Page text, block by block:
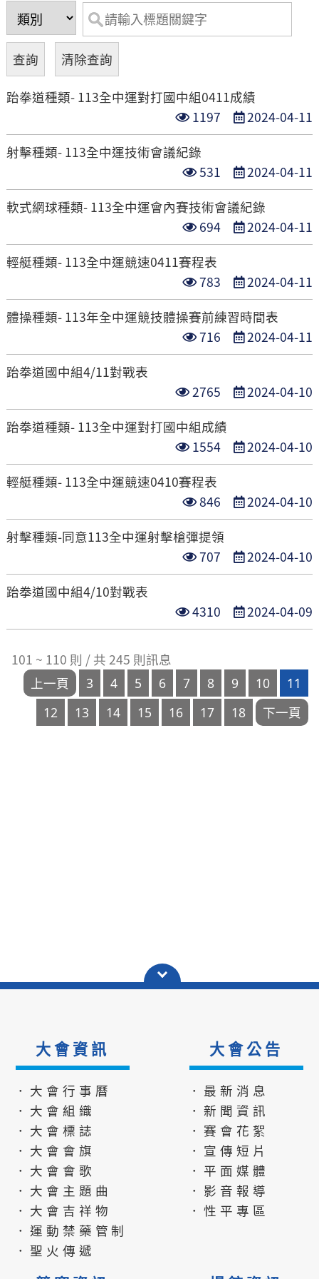
跆拳道種類- 113全中運對打國中組0411成績
點
閱
次
數
1197
發
布
期
2024-04-11
射擊種類- 113全中運技術會議紀錄
點
閱
次
數
531
發
布
日
期
2024-04-11
軟式網球種類- 113全中運會內賽技術會議紀錄
點
閱
次
數
694
發
布
期
2024-04-11
輕艇種類- 113全中運競速0411賽程表
點
閱
次
數
783
發
布
日
期
2024-04-11
體操種類- 113年全中運競技體操賽前練習時間表
點
閱
數
716
發
布
期
2024-04-11
跆拳道國中組4/11對戰表
點
閱
次
數
2765
發
布
期
2024-04-10
跆拳道種類- 113全中運對打國中組成績
點
閱
次
數
1554
發
布
期
2024-04-10
輕艇種類- 113全中運競速0410賽程表
點
閱
次
數
846
發
布
期
2024-04-10
射擊種類-同意113全中運射擊槍彈提領
點
閱
數
707
發
布
期
2024-04-10
跆拳道國中組4/10對戰表
點
閱
數
4310
發
布
期
2024-04-09
101 ~ 110 則 / 共 245 則訊息
大會資訊
．大會行事曆
．大會組織
．大會標誌
．大會會旗
．大會會歌
．大會主題曲
．大會吉祥物
．運動禁藥管制
．聖火傳遞
大會公告
．最新消息
．新聞資訊
．賽會花絮
．宣傳短片
．平面媒體
．影音報導
．性平專區